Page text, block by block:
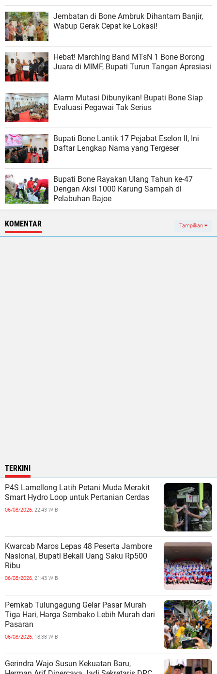
Jembatan di Bone Ambruk Dihantam Banjir,
Wabup Gerak Cepat ke Lokasi!
Hebat! Marching Band MTsN 1 Bone Borong
Juara di MIMF, Bupati Turun Tangan Apresiasi
Alarm Mutasi Dibunyikan! Bupati Bone Siap
Evaluasi Pegawai Tak Serius
Bupati Bone Lantik 17 Pejabat Eselon II, Ini
Daftar Lengkap Nama yang Tergeser
Bupati Bone Rayakan Ulang Tahun ke-47
Dengan Aksi 1000 Karung Sampah di
Pelabuhan Bajoe
KOMENTAR Tampilkan
TERKINI
P4S Lamellong Latih Petani Muda Merakit
Smart Hydro Loop untuk Pertanian Cerdas
06/08/2026, 22:43 WIB
Kwarcab Maros Lepas 48 Peserta Jambore
Nasional, Bupati Bekali Uang Saku Rp500
Ribu
06/08/2026, 21:43 WIB
Pemkab Tulungagung Gelar Pasar Murah
Tiga Hari, Harga Sembako Lebih Murah dari
Pasaran
06/08/2026, 18:38 WIB
Gerindra Wajo Susun Kekuatan Baru,